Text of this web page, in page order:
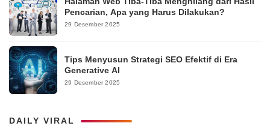
Pencarian, Apa yang Harus Dilakukan?
29 Desember 2025
Tips Menyusun Strategi SEO Efektif di Era
Generative AI
29 Desember 2025
DAILY VIRAL